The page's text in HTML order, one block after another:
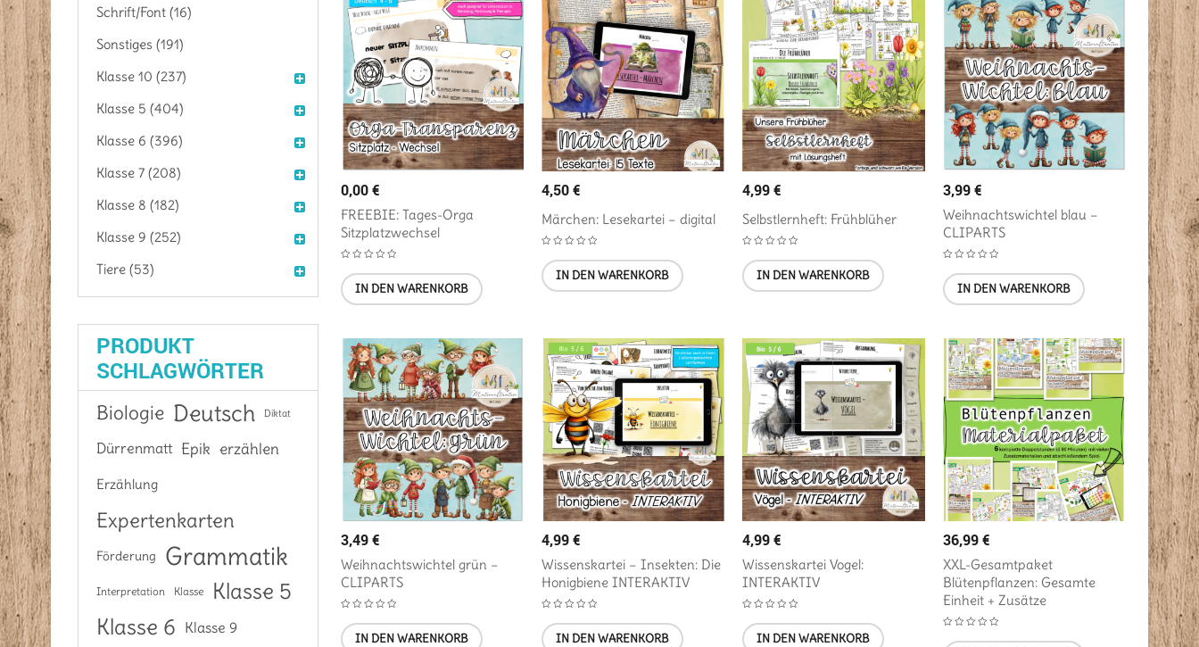
Schrift/Font (16)
Sonstiges (191)
Klasse 10 (237)
Klasse 5 (404)
Klasse 6 (396)
Klasse 7 (208)
Klasse 8 (182)
Klasse 9 (252)
Tiere (53)
PRODUKT
SCHLAGWÖRTER
Biologie Deutsch Diktat
Dürrenmatt Epik erzählen
Erzählung
Expertenkarten
Förderung Grammatik
Interpretation Klasse Klasse 5
Klasse 6 Klasse 9
0,00€
FREEBIE: Tages-Orga
Sitzplatzwechsel
IN DEN WARENKORB
4,50€
Märchen: Lesekartei – digital
IN DEN WARENKORB
4,99€
Selbstlernheft: Frühblüher
IN DEN WARENKORB
3,99€
Weihnachtswichtel blau –
CLIPARTS
IN DEN WARENKORB
3,49€
Weihnachtswichtel grün –
CLIPARTS
IN DEN WARENKORB
4,99€
Wissenskartei – Insekten: Die
Honigbiene INTERAKTIV
IN DEN WARENKORB
4,99€
Wissenskartei Vogel:
INTERAKTIV
IN DEN WARENKORB
36,99€
XXL-Gesamtpaket
Blütenpflanzen: Gesamte
Einheit + Zusätze